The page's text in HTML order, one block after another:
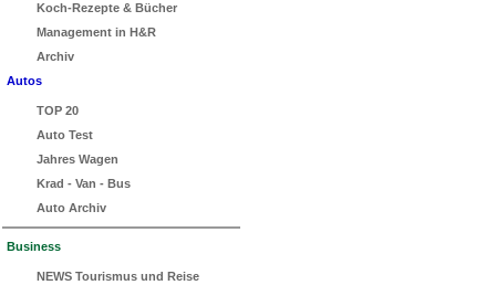
Koch-Rezepte & Bücher
Management in H&R
Archiv
Autos
TOP 20
Auto Test
Jahres Wagen
Krad - Van - Bus
Auto Archiv
Business
NEWS Tourismus und Reise